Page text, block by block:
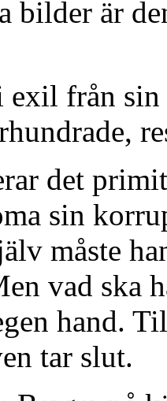
bilder är
exil från
det
sin
måste
vad ska
hand.
tar slut.